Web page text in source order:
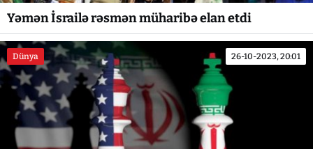
Yəmən İsrailə rəsmən müharibə elan etdi
Dünya 26-10-2023, 20:01